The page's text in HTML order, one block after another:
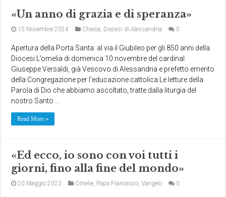
«Un anno di grazia e di speranza»
15 Novembre 2024 Chiesa, Diocesi di Alessandria 0
Apertura della Porta Santa: al via il Giubileo per gli 850 anni della
Diocesi L’omelia di domenica 10 novembre del cardinal
Giuseppe Versaldi, già Vescovo di Alessandria e prefetto emerito
della Congregazione per l’educazione cattolica Le letture della
Parola di Dio che abbiamo ascoltato, tratte dalla liturgia del
nostro Santo …
Read More »
«Ed ecco, io sono con voi tutti i
giorni, fino alla fine del mondo»
20 Maggio 2023 Omelie, Papa Francesco,Vangelo 0